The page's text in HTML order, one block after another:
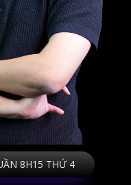
8H15 THỨ 4